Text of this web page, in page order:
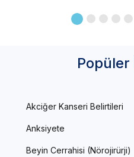
Akciğer Kanseri Belirtileri
Anksiyete
Beyin Cerrahisi (Nörojirürji)